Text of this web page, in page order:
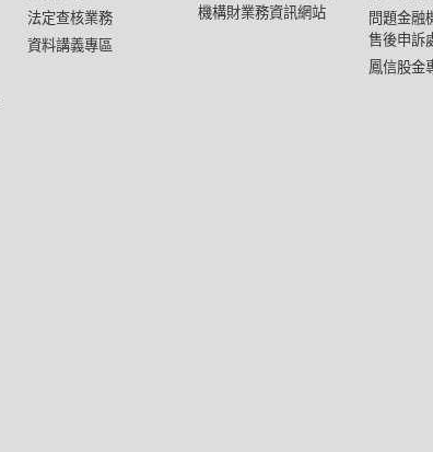
法定查核業務
資料講義專區
機構財業務資訊網站
問題金融
售後申訴
鳳信股金